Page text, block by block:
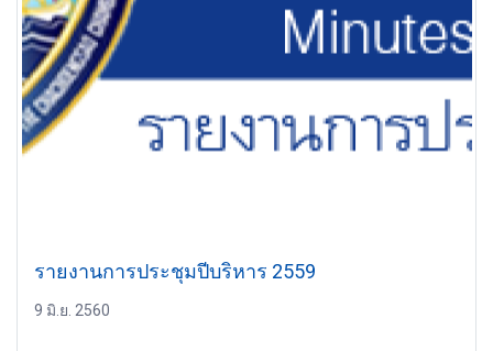
รายงานการประชุมปีบริหาร 2559
9 มิ.ย. 2560